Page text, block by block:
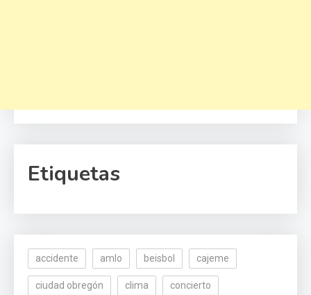
Etiquetas
accidente amlo beisbol cajeme
ciudad obregón clima concierto